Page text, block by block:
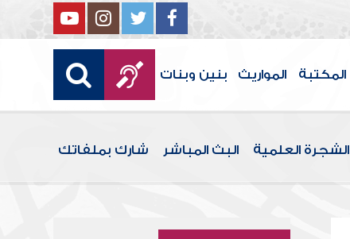
المكتبة المواريث بنين وبنات
الشجرة العلمية البث المباشر شارك بملفاتك